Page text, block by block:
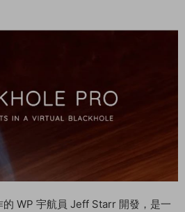
WP 宇航員 Jeff Starr 開發，是一